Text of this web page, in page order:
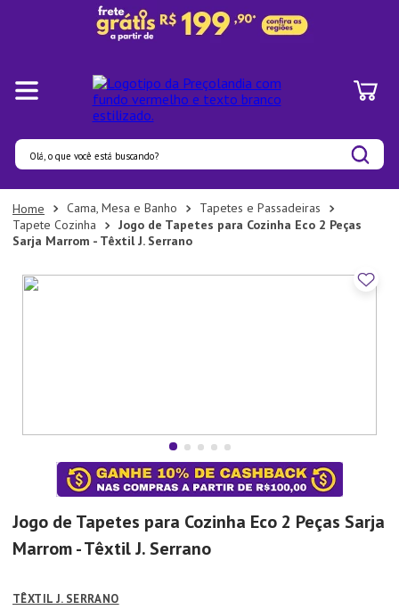
Olá, o que você está buscando?
Cama, Mesa e Banho
Tapetes e Passadeiras
Tapete Cozinha
Jogo de Tapetes para Cozinha Eco 2 Peças
Sarja Marrom - Têxtil J. Serrano
Jogo de Tapetes para Cozinha Eco 2 Peças Sarja
Marrom - Têxtil J. Serrano
TÊXTIL J. SERRANO
Termos mais buscados
1º
Pratos
3
Aparelho Jantar